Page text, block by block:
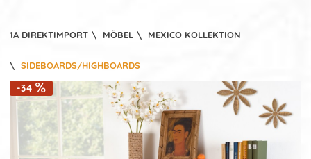
1A DIREKTIMPORT \ MÖBEL \ MEXICO KOLLEKTION
\ SIDEBOARDS/HIGHBOARDS
-34